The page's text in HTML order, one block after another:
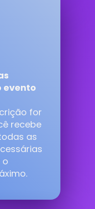
evento
for
recebe
as
o